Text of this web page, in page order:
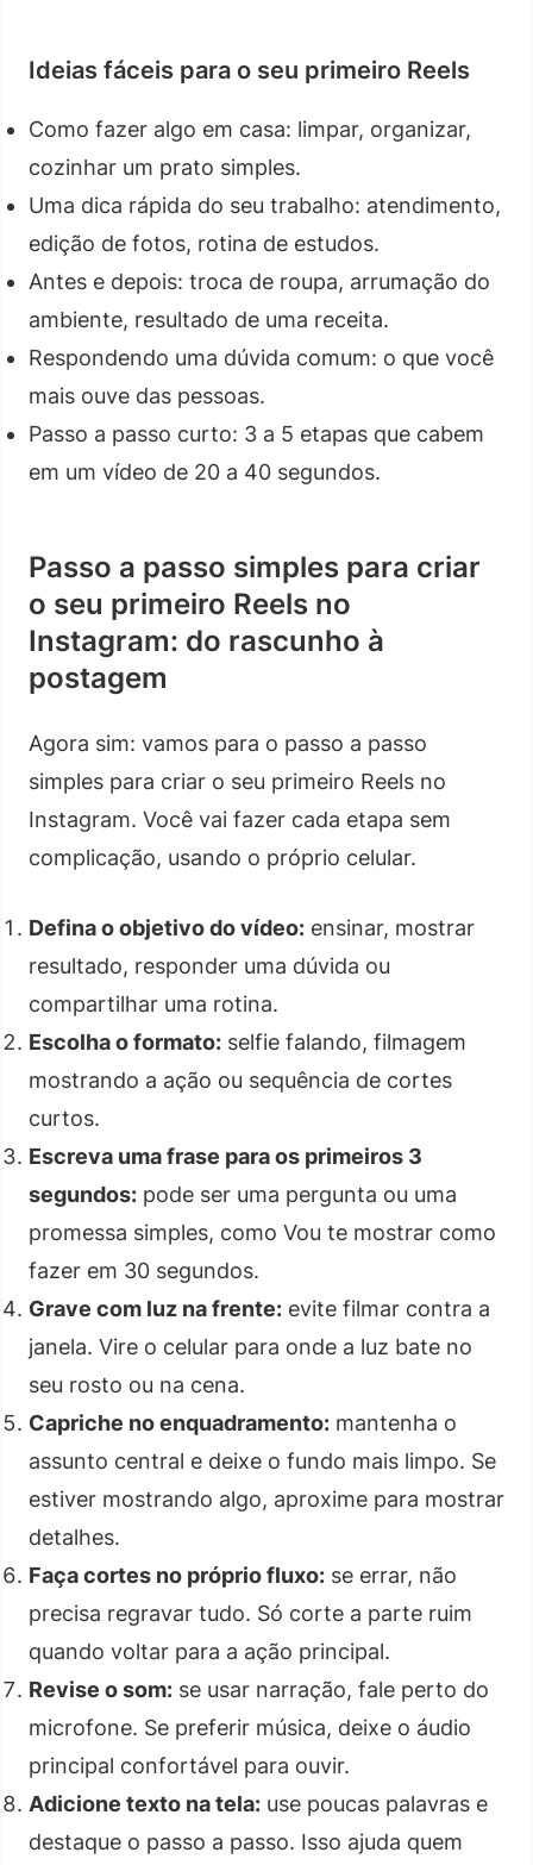
Ideias fáceis para o seu primeiro Reels
Como fazer algo em casa: limpar, organizar,
cozinhar um prato simples.
Uma dica rápida do seu trabalho: atendimento,
edição de fotos, rotina de estudos.
Antes e depois: troca de roupa, arrumação do
ambiente, resultado de uma receita.
Respondendo uma dúvida comum: o que você
mais ouve das pessoas.
Passo a passo curto: 3 a 5 etapas que cabem
em um vídeo de 20 a 40 segundos.
Passo a passo simples para criar
o seu primeiro Reels no
Instagram: do rascunho à
postagem
Agora sim: vamos para o passo a passo
simples para criar o seu primeiro Reels no
Instagram. Você vai fazer cada etapa sem
complicação, usando o próprio celular.
Defina o objetivo do vídeo: ensinar, mostrar
resultado, responder uma dúvida ou
compartilhar uma rotina.
Escolha o formato: selfie falando, filmagem
mostrando a ação ou sequência de cortes
curtos.
Escreva uma frase para os primeiros 3
segundos: pode ser uma pergunta ou uma
promessa simples, como Vou te mostrar como
fazer em 30 segundos.
Grave com luz na frente: evite filmar contra a
janela. Vire o celular para onde a luz bate no
seu rosto ou na cena.
Capriche no enquadramento: mantenha o
assunto central e deixe o fundo mais limpo. Se
estiver mostrando algo, aproxime para mostrar
detalhes.
Faça cortes no próprio fluxo: se errar, não
precisa regravar tudo. Só corte a parte ruim
quando voltar para a ação principal.
Revise o som: se usar narração, fale perto do
microfone. Se preferir música, deixe o áudio
principal confortável para ouvir.
Adicione texto na tela: use poucas palavras e
destaque o passo a passo. Isso ajuda quem